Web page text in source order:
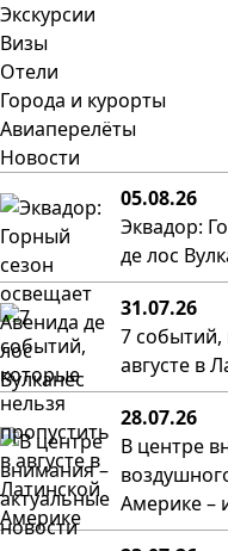
Экскурсии
Визы
Отели
Города и курорты
Авиаперелёты
Новости
05.08.26
Эквадор:
де лос
31.07.26
7 событий,
августе в
28.07.26
В центре
Америке –